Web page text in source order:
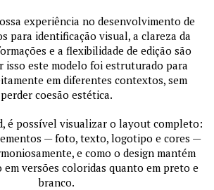
experiência no desenvolvimento de
para identificação visual, a clareza da
e a flexibilidade de edição são
isso este modelo foi estruturado para
em diferentes contextos, sem
perder coesão estética.
é possível visualizar o layout completo:
— foto, texto, logotipo e cores —
e como o design mantém
versões coloridas quanto em preto e
branco.